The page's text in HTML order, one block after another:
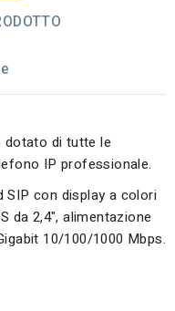
dotato di tutte le
IP professionale.
con display a colori
da 2,4", alimentazione
10/100/1000 Mbps.